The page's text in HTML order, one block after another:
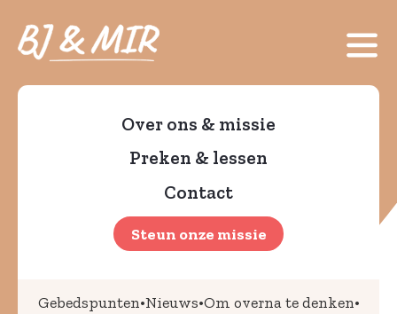
Over ons & missie
Preken & lessen
Contact
Steun onze missie
Gebedspunten•Nieuws•Om overna te denken•